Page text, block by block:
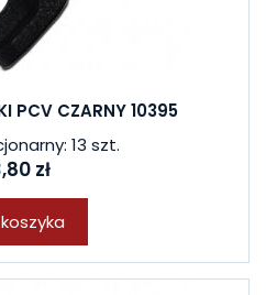
PCV CZARNY 10395
13 szt.
zł